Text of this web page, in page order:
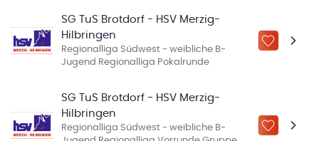
SG TuS Brotdorf - HSV Merzig-
Hilbringen
Regionalliga Südwest - weibliche B-
Jugend Regionalliga Pokalrunde
ZU „MEINE
SG TuS Brotdorf - HSV Merzig-
Hilbringen
Regionalliga Südwest - weibliche B-
ZU „MEINE